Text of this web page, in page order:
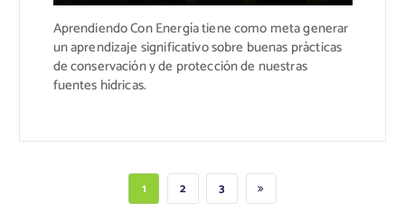
Aprendiendo Con Energía tiene como meta generar
un aprendizaje significativo sobre buenas prácticas
de conservación y de protección de nuestras
fuentes hídricas.
1 2 3